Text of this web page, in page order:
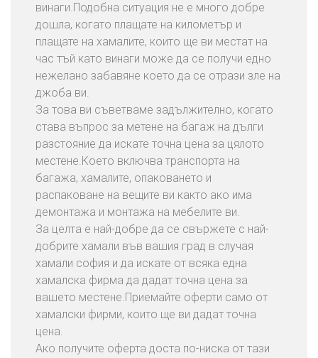
винаги.Подобна ситуация не е много добре
дошла, когато плащате на километър и
плащате на хамалите, които ще ви местат на
час тъй като винаги може да се получи едно
нежелано забавяне което да се отрази зле на
джоба ви.
За това ви съветваме задължително, когато
става въпрос за метене на багаж на дълги
разстояние да искате точна цена за цялото
местене.Което включва транспорта на
багажа, хамалите, опаковането и
распаковане на вещите ви както ако има
демонтажа и монтажа на мебелите ви.
За целта е най-добре да се свържете с най-
добрите хамали във вашия град в случая
хамали софия и да искате от всяка една
хамалска фирма да дадат точна цена за
вашето местене.Приемайте оферти само от
хамалски фирми, които ще ви дадат точна
цена.
Ако получите оферта доста по-ниска от тази